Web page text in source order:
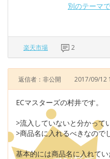
別のテーマ
楽天市場 2
返信者：非公開 2017/09/12
ECマスターズの村井です。
>流入していないと分かって
>商品名に入れるべきなので
基本的には商品名に入れて